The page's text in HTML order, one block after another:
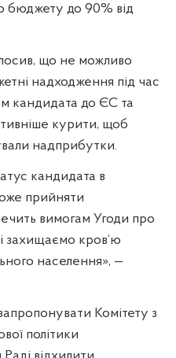
бюджету до 90% від
що не можливо
надходження під час
кандидата до ЄС та
курити, щоб
надприбутки.
кандидата в
прийняти
вимогам Угоди про
захищаємо кров‘ю
населення», —
Комітету з
політики